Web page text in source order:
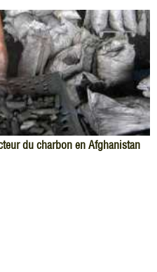
du charbon en Afghanistan